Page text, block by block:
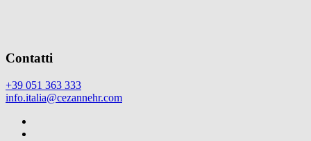
Contatti
+39 051 363 333
info.italia@cezannehr.com